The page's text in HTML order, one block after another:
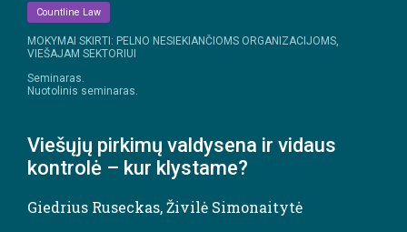
Countline Law
MOKYMAI SKIRTI: PELNO NESIEKIANČIOMS ORGANIZACIJOMS,
VIEŠAJAM SEKTORIUI
Seminaras.
Nuotolinis seminaras.
Viešųjų pirkimų valdysena ir vidaus
kontrolė – kur klystame?
Giedrius Ruseckas,Živilė Simonaitytė